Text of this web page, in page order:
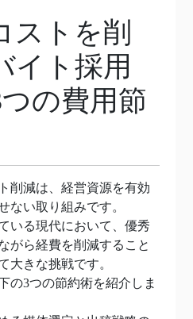
ストを削
イト採用
の費用節
削減は、経営資源を有効
ない取り組みです。
いる現代において、優秀
がら経費を削減すること
大きな挑戦です。
の3つの節約術を紹介しま